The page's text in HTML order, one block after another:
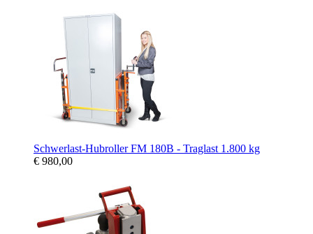
Schwerlast-Hubroller FM 180B - Traglast 1.800 kg
€ 980,00